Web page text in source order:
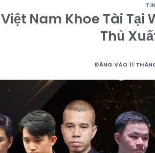
Việt Nam Khoe Tài
Thủ
ĐĂNG VÀO11